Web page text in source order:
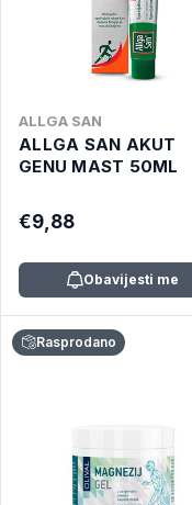
ALLGA SAN
ALLGA SAN AKUT
GENU MAST 50ML
€9,88
Obavijesti me
Rasprodano